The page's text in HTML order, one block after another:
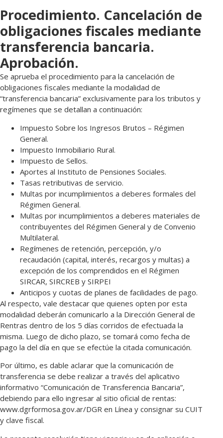
Procedimiento. Cancelación de
obligaciones fiscales mediante
transferencia bancaria.
Aprobación.
Se aprueba el procedimiento para la cancelación de
obligaciones fiscales mediante la modalidad de
“transferencia bancaria” exclusivamente para los tributos y
regímenes que se detallan a continuación:
Impuesto Sobre los Ingresos Brutos – Régimen
General.
Impuesto Inmobiliario Rural.
Impuesto de Sellos.
Aportes al Instituto de Pensiones Sociales.
Tasas retributivas de servicio.
Multas por incumplimientos a deberes formales del
Régimen General.
Multas por incumplimientos a deberes materiales de
contribuyentes del Régimen General y de Convenio
Multilateral.
Regímenes de retención, percepción, y/o
recaudación (capital, interés, recargos y multas) a
excepción de los comprendidos en el Régimen
SIRCAR, SIRCREB y SIRPEI
Anticipos y cuotas de planes de facilidades de pago.
Al respecto, vale destacar que quienes opten por esta
modalidad deberán comunicarlo a la Dirección General de
Rentras dentro de los 5 días corridos de efectuada la
misma. Luego de dicho plazo, se tomará como fecha de
pago la del día en que se efectúe la citada comunicación.
Por último, es dable aclarar que la comunicación de
transferencia se debe realizar a través del aplicativo
informativo “Comunicación de Transferencia Bancaria”,
debiendo para ello ingresar al sitio oficial de rentas:
www.dgrformosa.gov.ar/DGR en Línea y consignar su CUIT
y clave fiscal.